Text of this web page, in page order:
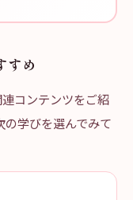
すめ
コンテンツをご紹
学びを選んでみて